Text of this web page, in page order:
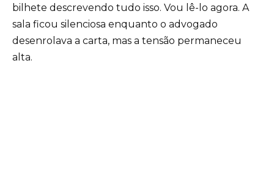
bilhete descrevendo tudo isso. Vou lê-lo agora. A
sala ficou silenciosa enquanto o advogado
desenrolava a carta, mas a tensão permaneceu
alta.